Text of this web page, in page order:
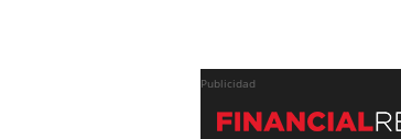
Publicidad